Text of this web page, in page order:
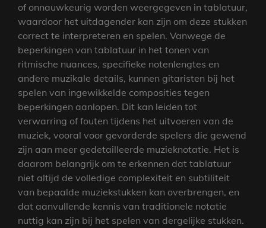
of onnauwkeurig worden weergegeven in tablatuur,
waardoor het uitdagender kan zijn om deze stukken
correct te interpreteren en spelen. Vanwege de
beperkingen van tablatuur in het tonen van
ritmische nuances, specifieke notenlengtes en
andere muzikale details, kunnen gitaristen bij het
spelen van ingewikkelde composities tegen
beperkingen aanlopen. Dit kan leiden tot
verwarring of fouten tijdens het uitvoeren van de
muziek, vooral voor gevorderde spelers die gewend
zijn aan meer gedetailleerde muzieknotatie. Het is
daarom belangrijk om te erkennen dat tablatuur
niet altijd de volledige complexiteit en subtiliteit
van bepaalde muziekstukken kan overbrengen, en
dat aanvullende kennis van traditionele notatie
nuttig kan zijn bij het spelen van dergelijke stukken.